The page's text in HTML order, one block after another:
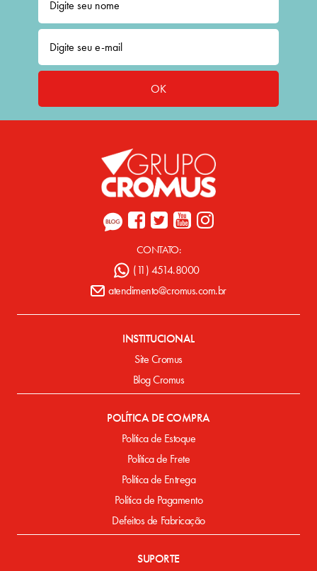
OK
CONTATO:
(11) 4514.8000
atendimento@cromus.com.br
INSTITUCIONAL
Site Cromus
Blog Cromus
POLÍTICA DE COMPRA
Política de Estoque
Política de Frete
Política de Entrega
Política de Pagamento
Defeitos de Fabricação
SUPORTE